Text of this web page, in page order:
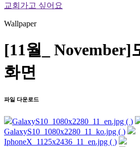
교회가고 싶어요
Wallpaper
[11월_ November]
화면
파일 다운로드
GalaxyS10_1080x2280_11_en.jpg ( )
GalaxyS10_1080x2280_11_ko.jpg ( )
IphoneX_1125x2436_11_en.jpg ( )